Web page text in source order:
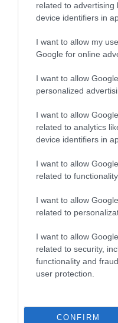
related to advertising
device identifiers in
I want to allow my
Google for online
I want to allow
personalized
I want to allow
related to analytics
device identifiers in
I want to allow
related to
I want to allow
related to
I want to allow
related to security,
functionality and
user protection.
CONFIRM
Ζαχαριάδης για
Ελλάδα και η
υπερασπίζονται όσα
09.03.2026 - 12:53